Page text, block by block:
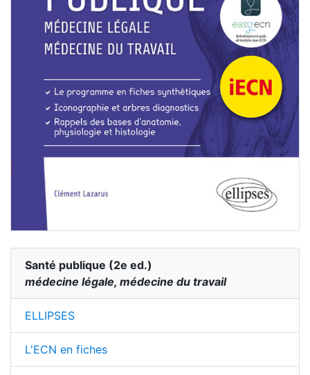
Santé publique (2e ed.)
médecine légale, médecine du travail
ELLIPSES
L'ECN en fiches